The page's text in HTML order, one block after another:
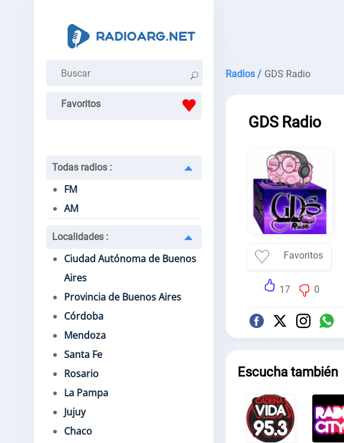
Favoritos
Todas radios :
FM
AM
Localidades :
Ciudad Autónoma de Buenos
Aires
Provincia de Buenos Aires
Córdoba
Mendoza
Santa Fe
Rosario
La Pampa
Jujuy
Chaco
Radios / GDS Radio
GDS Radio
Favoritos
17 0
Escucha también